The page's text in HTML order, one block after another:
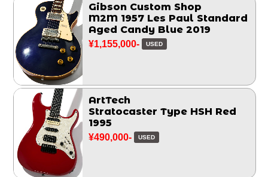
Gibson Custom Shop
M2M 1957 Les Paul Standard
Aged Candy Blue 2019
¥1,155,000- USED
ArtTech
Stratocaster Type HSH Red
1995
¥490,000- USED